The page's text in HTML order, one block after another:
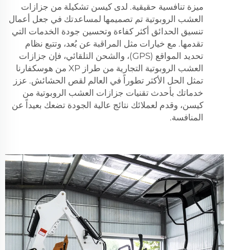
ميزة تنافسية حقيقية. لدى كيسن تشكيلة من جزازات
العشب الروبوتية تم تصميمها لمساعدتك في جعل أعمال
تنسيق الحدائق أكثر كفاءة وتحسين جودة الخدمات التي
تقدمها. مع خيارات مثل المراقبة عن بُعد، وتتبع نظام
تحديد المواقع (GPS)، والشحن التلقائي، فإن جزازات
العشب الروبوتية التجارية من طراز XP من هوسكفارنا
تمثل الحل الأكثر تطوراً في العالم لقص الحشائش. عزز
خدماتك بأحدث تقنيات جزازات العشب الروبوتية من
كيسن، وقدم لعملائك نتائج عالية الجودة تضعك بعيداً عن
المنافسة.